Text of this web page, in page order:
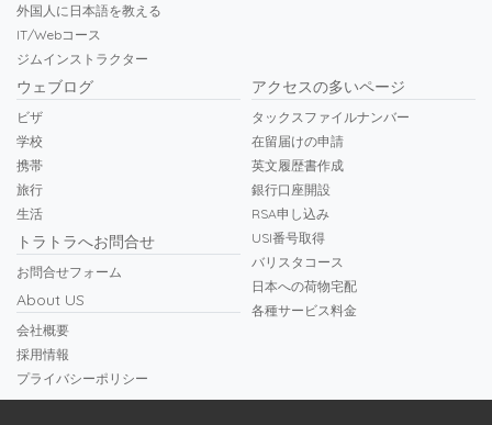
外国人に日本語を教える
IT/Webコース
ジムインストラクター
ウェブログ
ビザ
学校
携帯
旅行
生活
トラトラへお問合せ
お問合せフォーム
About US
会社概要
採用情報
プライバシーポリシー
アクセスの多いページ
タックスファイルナンバー
在留届けの申請
英文履歴書作成
銀行口座開設
RSA申し込み
USI番号取得
バリスタコース
日本への荷物宅配
各種サービス料金